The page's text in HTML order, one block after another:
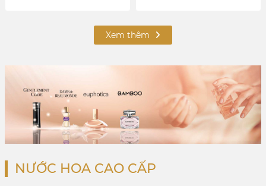
Xem thêm
NƯỚC HOA CAO CẤP